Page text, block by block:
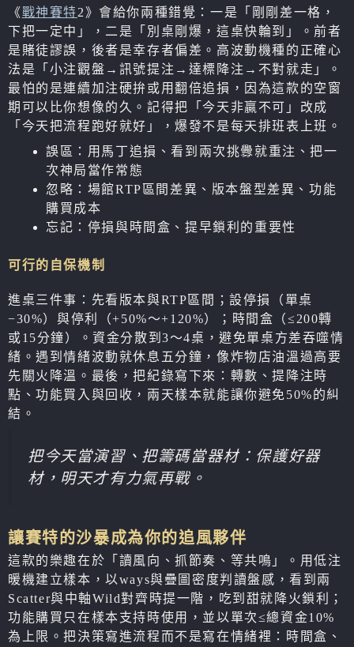
《戰神賽特2》會給你兩種錯覺：一是「剛剛差一格，
下把一定中」，二是「別桌剛爆，這桌快輪到」。前者
是賭徒謬誤，後者是幸存者偏差。高波動機種的正確心
法是「小注觀盤→訊號提注→達標降注→不對就走」。
最怕的是連續加注硬拚或用翻倍追損，因為這款的空窗
期可以比你想像的久。記得把「今天非贏不可」改成
「今天把流程跑好就好」，爆發不是每天排班表上班。
誤區：用馬丁追損、看到兩次挑釁就重注、把一
次神局當作常態
忽略：場館RTP區間差異、版本盤型差異、功能
購買成本
忘記：停損與時間盒、提早鎖利的重要性
可行的自保機制
進桌三件事：先看版本與RTP區間；設停損（單桌
−30%）與停利（+50%～+120%）；時間盒（≤200轉
或15分鐘）。資金分散到3～4桌，避免單桌方差吞噬情
緒。遇到情緒波動就休息五分鐘，像炸物店油溫過高要
先關火降溫。最後，把紀錄寫下來：轉數、提降注時
點、功能買入與回收，兩天樣本就能讓你避免50%的糾
結。
把今天當演習、把籌碼當器材：保護好器
材，明天才有力氣再戰。
讓賽特的沙暴成為你的追風夥伴
這款的樂趣在於「讀風向、抓節奏、等共鳴」。用低注
暖機建立樣本，以ways與疊圖密度判讀盤感，看到兩
Scatter與中軸Wild對齊時提一階，吃到甜就降火鎖利；
功能購買只在樣本支持時使用，並以單次≤總資金10%
為上限。把決策寫進流程而不是寫在情緒裡：時間盒、